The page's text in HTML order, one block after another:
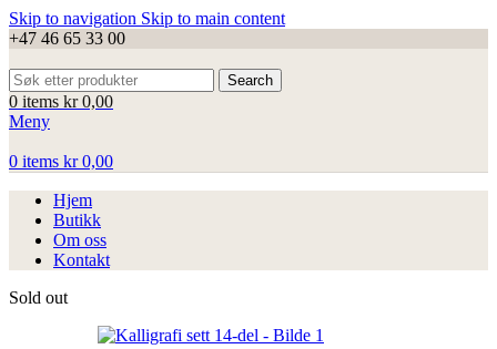
Skip to navigation Skip to main content
+47 46 65 33 00
Search
0 items kr0,00
Meny
0 items kr0,00
Hjem
Butikk
Om oss
Kontakt
Sold out